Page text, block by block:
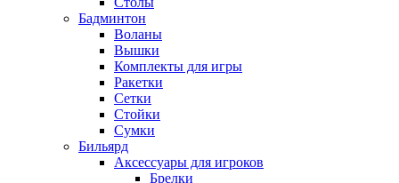
Бадминтон
Воланы
Вышки
Комплекты для игры
Ракетки
Сетки
Стойки
Сумки
Бильярд
Аксессуары для игроков
Брелки